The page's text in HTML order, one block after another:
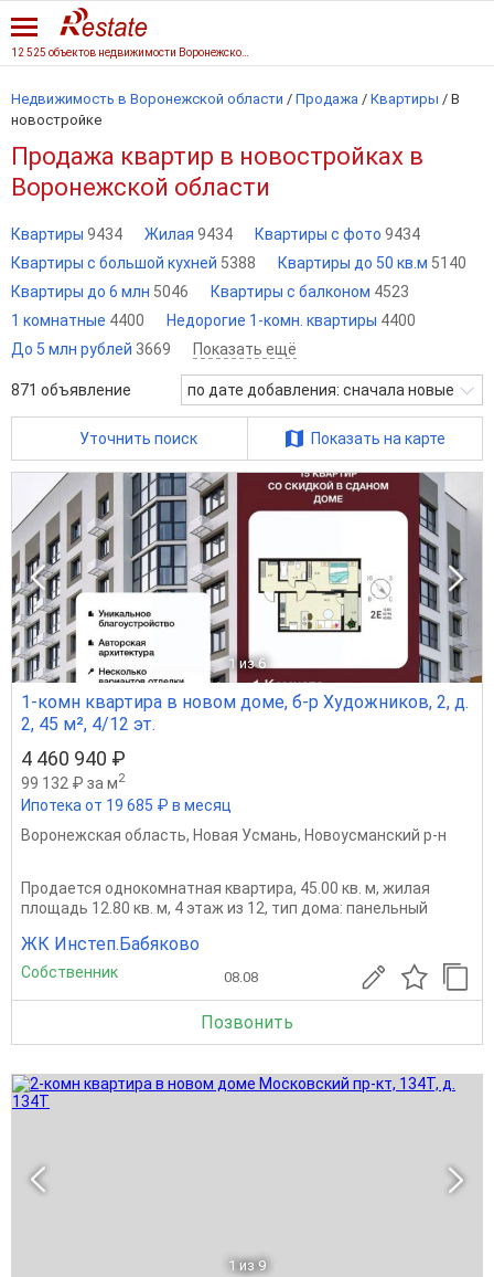
Недвижимость в Воронежской области / Продажа / Квартиры / В
новостройке
Продажа квартир в новостройках в
Воронежской области
Квартиры 9434 Жилая 9434 Квартиры с фото 9434
Квартиры с большой кухней 5388 Квартиры до 50 кв.м 5140
Квартиры до 6 млн 5046 Квартиры с балконом 4523
1 комнатные 4400 Недорогие 1-комн. квартиры 4400
До 5 млн рублей 3669 Показать ещё
871 объявление по дате добавления: сначала новые
Уточнить поиск Показать на карте
1 из 6
1-комн квартира в новом доме, б-р Художников, 2, д.
2, 45 м², 4/12 эт.
4 460 940 ₽
99 132 ₽ за м2
Ипотека от 19 685 ₽ в месяц
Воронежская область, Новая Усмань, Новоусманский р-н
Продается однокомнатная квартира, 45.00 кв. м, жилая
площадь 12.80 кв. м, 4 этаж из 12, тип дома: панельный
ЖК Инстеп.Бабяково
Собственник 08.08
Позвонить
1 из 9